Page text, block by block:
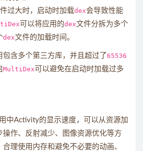
过大时，启动时加载dex会导致性能
可以将应用的dex文件分拆为多个
dex文件的加载时间。
包含多个第三方库，并且超过了 65536
MultiDex 可以避免在启动时加载过多
中Activity的显示速度，可以从资源加
操作、反射减少、图像资源优化等方
理使用内存和避免不必要的动画、